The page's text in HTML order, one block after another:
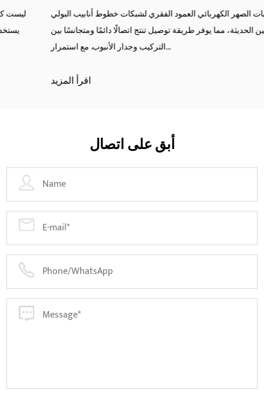
تشكل تركيبات الصهر الكهربائي العمود الفقري لشبكات خطوط أنابيب البولي
إيثيلين الحديثة، مما يوفر طريقة توصيل تنتج اتصالًا دائمًا ومتجانسًا بين
التركيب وجدار الأنبوب. مع استمرار...
أبق على اتصال